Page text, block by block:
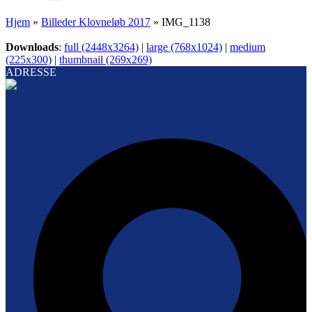
Hjem » Billeder Klovneløb 2017 » IMG_1138
Downloads: full (2448x3264) | large (768x1024) | medium
(225x300) | thumbnail (269x269)
ADRESSE